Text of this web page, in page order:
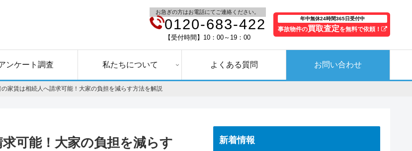
お急ぎの方はお電話にてご連絡ください。
0120-683-422
【受付時間】10：00～19：00
年中無休24時間365日受付中
事故物件の買取査定を無料で依頼！
ンケート調査 私たちについて よくある質問 お問い合わせ
家賃は相続人へ請求可能！大家の負担を減らす方法を解説
可能！大家の負担を減らす
新着情報